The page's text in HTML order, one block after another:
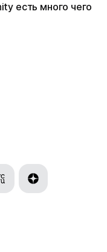
есть много чего